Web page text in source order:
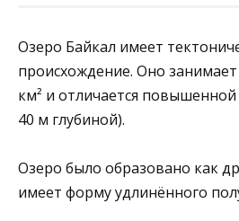
Озеро Байкал имеет
происхождение. Оно
км² и отличается
40 м глубиной).
Озеро было образовано как
имеет форму удлинённого